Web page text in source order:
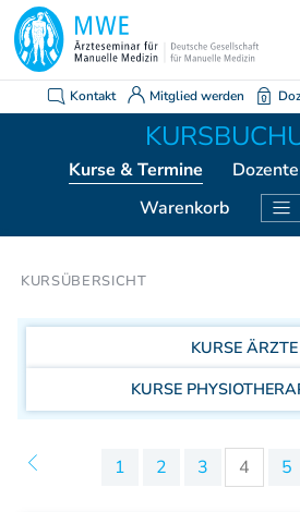
Kontakt Mitglied werden
Kurse & Termine
Warenkorb
Grundkurs Modul 1
Grundkurs Modul 2
Grundkurs Modul 3
Grundkurs Modul 4
Aufbaukurs Modul 6
KURSE ÄRZTE
KURSE
1 2 3 4 5